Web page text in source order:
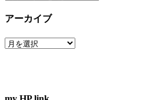
ゴ
ー
アーカイブ
ア